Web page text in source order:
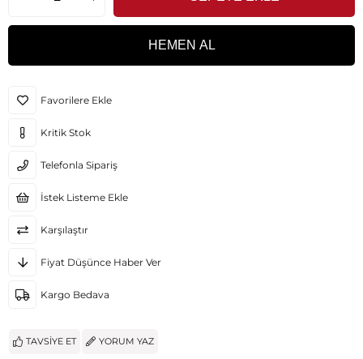
Favorilere Ekle
Kritik Stok
Telefonla Sipariş
İstek Listeme Ekle
Karşılaştır
Fiyat Düşünce Haber Ver
Kargo Bedava
TAVSIYE ET YORUM YAZ